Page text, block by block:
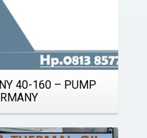
40-160 – PUMP